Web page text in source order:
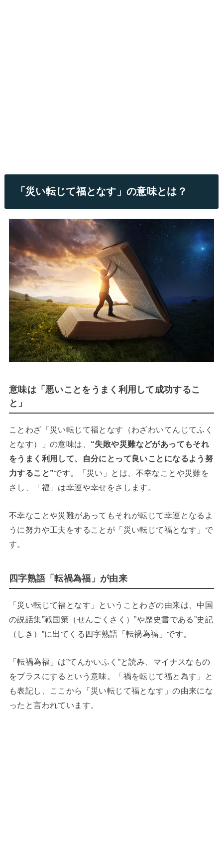
「災い転じて福となす」の意味とは？
意味は「悪いことをうまく利用して成功するこ
と」
ことわざ「災い転じて福となす（わざわいてんじてふく
となす）」の意味は、 “失敗や災難などがあってもそれ
をうまく利用して、自分にとって良いことになるよう努
力すること”です。「災い」とは、不幸なことや災難を
さし、「福」は幸運や幸せをさします。
不幸なことや災難があってもそれが転じて幸運となるよ
うに努力や工夫をすることが「災い転じて福となす」で
す。
四字熟語「転禍為福」が由来
「災い転じて福となす」ということわざの由来は、中国
の説話集”戦国策（せんごくさく）”や歴史書である”史記
（しき）”に出てくる四字熟語「転禍為福」です。
「転禍為福」は”てんかいふく”と読み、マイナスなもの
をプラスにするという意味。「禍を転じて福と為す」と
も表記し、ここから「災い転じて福となす」の由来にな
ったと言われています。